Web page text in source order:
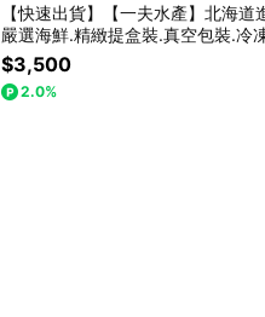
【快速出貨】【一夫水產】北海道
嚴選海鮮.精緻提盒裝.真空包裝.冷
時間到貨.伴手禮.感謝禮
$3,500
2.0%